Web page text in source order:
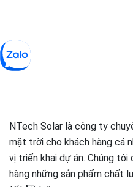
NTech Solar là công ty
mặt trời cho khách hàng cá
vị triển khai dự án. Chúng
hàng những sản phẩm chất